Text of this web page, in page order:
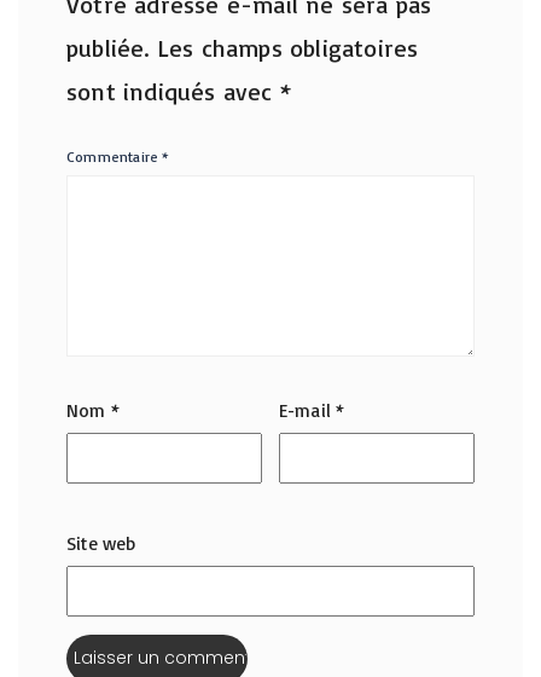
publiée. Les champs obligatoires
sont indiqués avec *
Commentaire*
Nom * E-mail*
Site web